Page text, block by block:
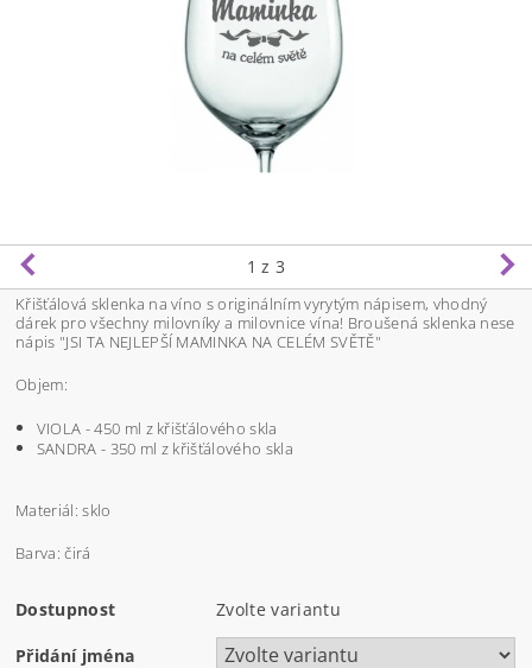
1 z 3
Křišťálová sklenka na víno s originálním vyrytým nápisem, vhodný
dárek pro všechny milovníky a milovnice vína! Broušená sklenka nese
nápis "JSI TA NEJLEPŠÍ MAMINKA NA CELÉM SVĚTĚ"
Objem:
VIOLA - 450 ml z křišťálového skla
SANDRA - 350 ml z křišťálového skla
Materiál: sklo
Barva: čirá
Dostupnost Zvolte variantu
Přidání jména